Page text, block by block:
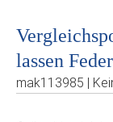
lassen
mak113985 |